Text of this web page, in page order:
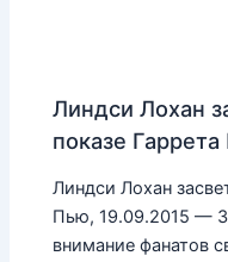
Линдси Лохан
показе
Линдси Лохан
Пью, 19.09.2015 —
внимание фанатов